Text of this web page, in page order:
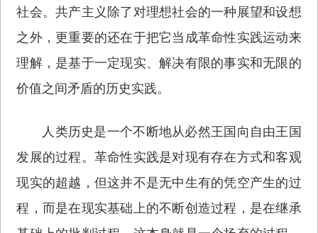
社会。共产主义除了对理想社会的一种展望和设想
之外，更重要的还在于把它当成革命性实践运动来
理解，是基于一定现实、解决有限的事实和无限的
价值之间矛盾的历史实践。
人类历史是一个不断地从必然王国向自由王国
发展的过程。革命性实践是对现有存在方式和客观
现实的超越，但这并不是无中生有的凭空产生的过
程，而是在现实基础上的不断创造过程，是在继承